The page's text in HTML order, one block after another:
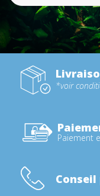
*voir
Paiement